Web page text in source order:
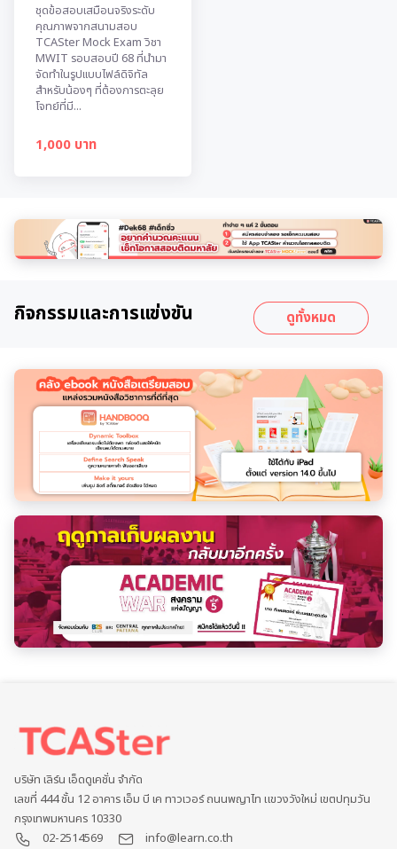
ชุดข้อสอบเสมือนจริงระดับ
คุณภาพจากสนามสอบ
TCASter Mock Exam วิชา
MWIT รอบสอบปี 68 ที่นำมา
จัดทำในรูปแบบไฟล์ดิจิทัล
สำหรับน้องๆ ที่ต้องการตะลุย
โจทย์ที่มี...
1,000 บาท
กิจกรรมและการแข่งขัน ดูทั้งหมด
บริษัท เลิร์น เอ็ดดูเคชั่น จำกัด
เลขที่ 444 ชั้น 12 อาคาร เอ็ม บี เค ทาวเวอร์ ถนนพญาไท แขวงวังใหม่ เขตปทุมวัน
กรุงเทพมหานคร 10330
02-2514569
info@learn.co.th